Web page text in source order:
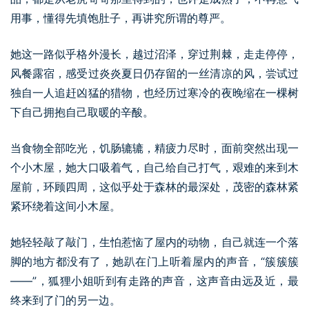
用事，懂得先填饱肚子，再讲究所谓的尊严。
她这一路似乎格外漫长，越过沼泽，穿过荆棘，走走停停，
风餐露宿，感受过炎炎夏日仍存留的一丝清凉的风，尝试过
独自一人追赶凶猛的猎物，也经历过寒冷的夜晚缩在一棵树
下自己拥抱自己取暖的辛酸。
当食物全部吃光，饥肠辘辘，精疲力尽时，面前突然出现一
个小木屋，她大口吸着气，自己给自己打气，艰难的来到木
屋前，环顾四周，这似乎处于森林的最深处，茂密的森林紧
紧环绕着这间小木屋。
她轻轻敲了敲门，生怕惹恼了屋内的动物，自己就连一个落
脚的地方都没有了，她趴在门上听着屋内的声音，“簇簇簇
——”，狐狸小姐听到有走路的声音，这声音由远及近，最
终来到了门的另一边。